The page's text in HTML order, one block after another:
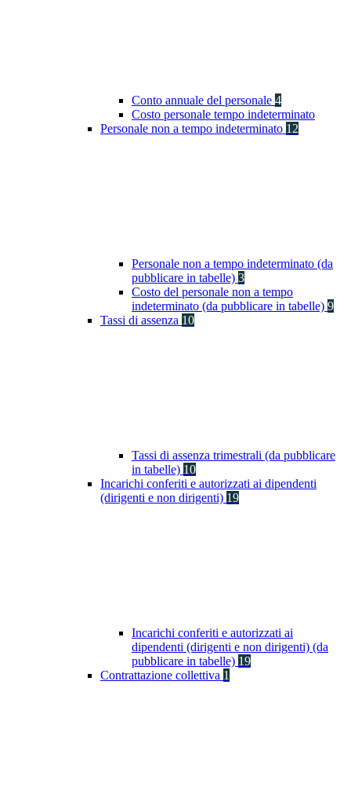
Conto annuale del personale 4
Costo personale tempo indeterminato
Personale non a tempo indeterminato 12
Personale non a tempo indeterminato (da
pubblicare in tabelle) 3
Costo del personale non a tempo
indeterminato (da pubblicare in tabelle) 9
Tassi di assenza 10
Tassi di assenza trimestrali (da pubblicare
in tabelle) 10
Incarichi conferiti e autorizzati ai dipendenti
(dirigenti e non dirigenti) 19
Incarichi conferiti e autorizzati ai
dipendenti (dirigenti e non dirigenti) (da
pubblicare in tabelle) 19
Contrattazione collettiva 1